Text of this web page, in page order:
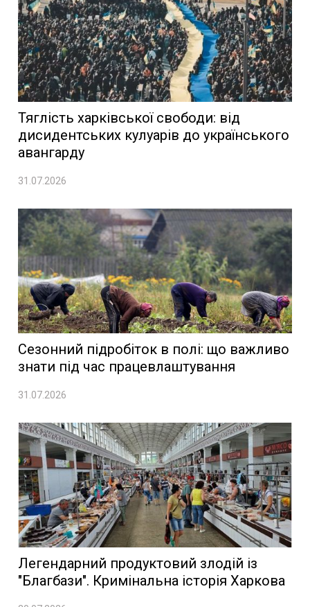
Тяглість харківської свободи: від
дисидентських кулуарів до українського
авангарду
31.07.2026
Сезонний підробіток в полі: що важливо
знати під час працевлаштування
31.07.2026
Легендарний продуктовий злодій із
"Благбази". Кримінальна історія Харкова